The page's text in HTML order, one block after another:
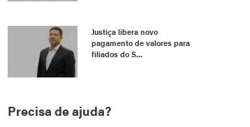
Justiça libera novo
pagamento de valores para
filiados do S...
Precisa de ajuda?